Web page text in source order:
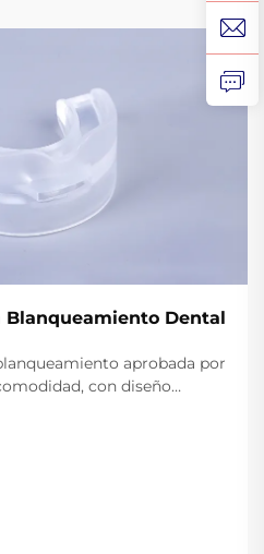
Blanqueamiento Dental
aprobada por
con diseño
su marca. Solicite